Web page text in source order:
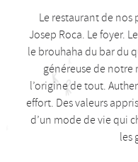
Le restaurant de
Josep Roca. Le foyer.
le brouhaha du bar du
généreuse de
l’origine de tout.
effort. Des valeurs
d’un mode de vie qui
les